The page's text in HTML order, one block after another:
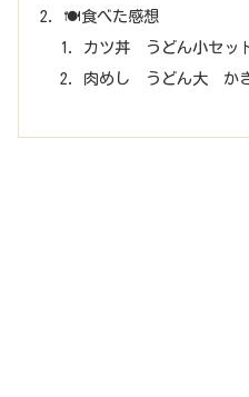
🍽️食べた感想
カツ丼 うどん小セッ
肉めし うどん大 か